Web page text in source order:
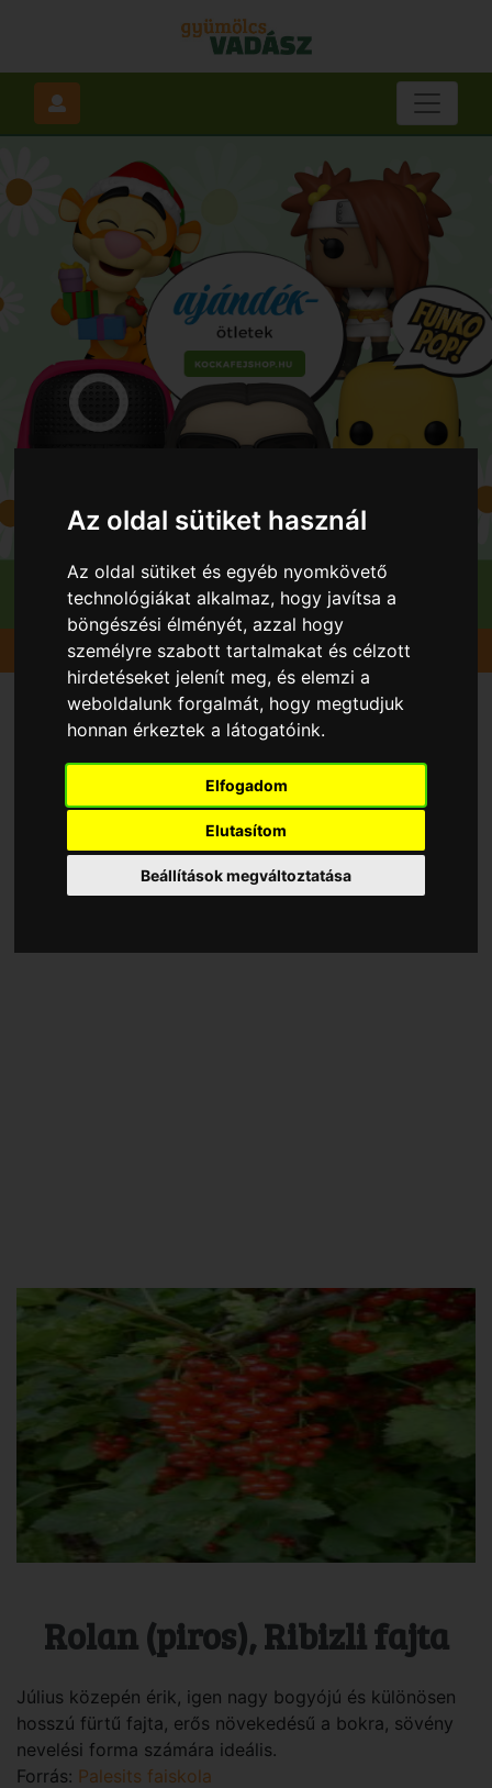
Az oldal sütiket használ
Az oldal sütiket és egyéb nyomkövető
technológiákat alkalmaz, hogy javítsa a
böngészési élményét, azzal hogy
személyre szabott tartalmakat és célzott
hirdetéseket jelenít meg, és elemzi a
weboldalunk forgalmát, hogy megtudjuk
honnan érkeztek a látogatóink.
Elfogadom
Elutasítom
Beállítások megváltoztatása
Gyümölcsök Ribizli Rolan (piros)
Rolan (piros), Ribizli fajta
Július közepén érik, igen nagy bogyójú és különösen
hosszú fürtű fajta, erős növekedésű a bokra, sövény
nevelési forma számára ideális.
Forrás: Palesits faiskola